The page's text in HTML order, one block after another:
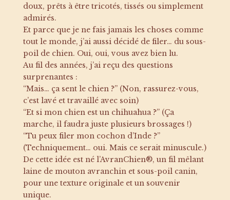
doux, prêts à être tricotés, tissés ou simplement
admirés.
Et parce que je ne fais jamais les choses comme
tout le monde, j’ai aussi décidé de filer… du sous-
poil de chien. Oui, oui, vous avez bien lu.
Au fil des années, j’ai reçu des questions
surprenantes :
“Mais… ça sent le chien ?” (Non, rassurez-vous,
c’est lavé et travaillé avec soin)
“Et si mon chien est un chihuahua ?” (Ça
marche, il faudra juste plusieurs brossages !)
“Tu peux filer mon cochon d’Inde ?”
(Techniquement… oui. Mais ce serait minuscule.)
De cette idée est né l’AvranChien®, un fil mêlant
laine de mouton avranchin et sous-poil canin,
pour une texture originale et un souvenir
unique.